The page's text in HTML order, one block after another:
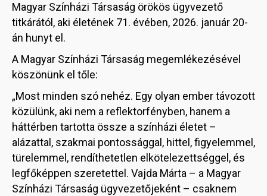
Magyar Színházi Társaság örökös ügyvezető
titkárától, aki életének 71. évében, 2026. január 20-
án hunyt el.
A Magyar Színházi Társaság megemlékezésével
köszönünk el tőle:
„Most minden szó nehéz. Egy olyan ember távozott
közülünk, aki nem a reflektorfényben, hanem a
háttérben tartotta össze a színházi életet –
alázattal, szakmai pontossággal, hittel, figyelemmel,
türelemmel, rendíthetetlen elkötelezettséggel, és
legfőképpen szeretettel. Vajda Márta – a Magyar
Színházi Társaság ügyvezetőjeként – csaknem